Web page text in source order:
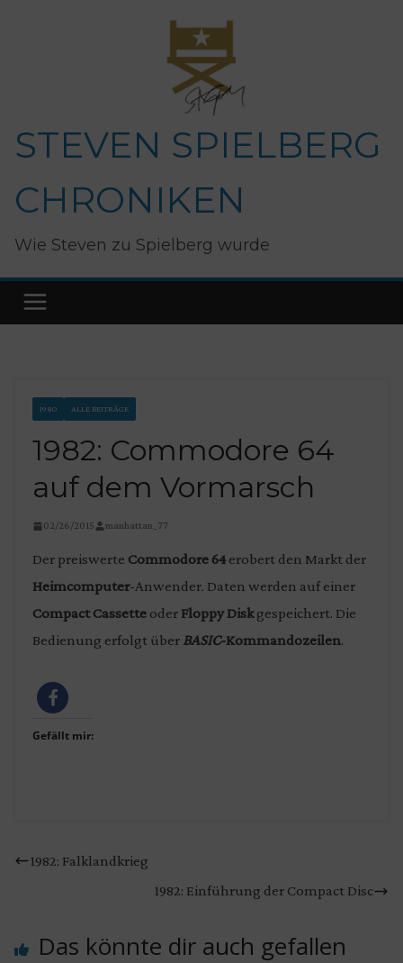
STEVEN SPIELBERG
CHRONIKEN
Wie Steven zu Spielberg wurde
1980 ALLE BEITRÄGE
1982: Commodore 64
auf dem Vormarsch
02/26/2015 manhattan_77
Der preiswerte Commodore 64 erobert den Markt der
Heimcomputer-Anwender. Daten werden auf einer
Compact Cassette oder Floppy Diskgespeichert. Die
Bedienung erfolgt über BASIC-Kommandozeilen.
Gefällt mir:
1982: Falklandkrieg
1982: Einführung der Compact Disc
Das könnte dir auch gefallen